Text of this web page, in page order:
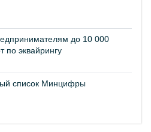
до 10 000
по эквайрингу
список Минцифры